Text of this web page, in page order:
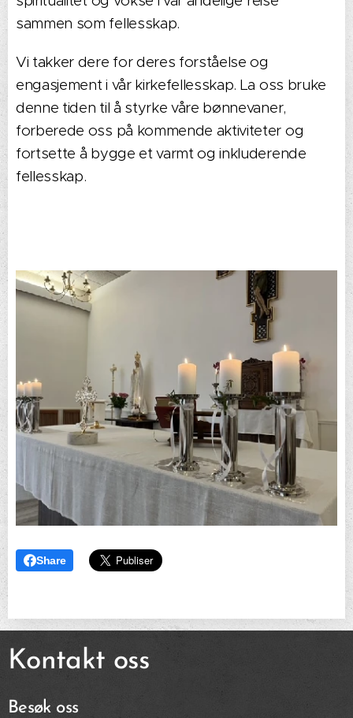
sammen som fellesskap.
Vi takker dere for deres forståelse og
engasjement i vår kirkefellesskap. La oss bruke
denne tiden til å styrke våre bønnevaner,
forberede oss på kommende aktiviteter og
fortsette å bygge et varmt og inkluderende
fellesskap.
Share
Kontakt oss
Besøk oss